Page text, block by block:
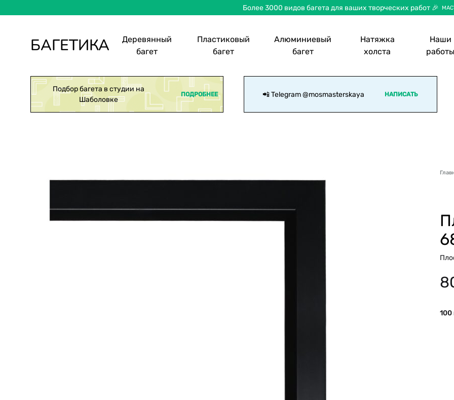
Более 3000 видов багета для ваших творческих работ 🎉
БАГЕТИКА
мастерская
багетных
оформление
Деревянный
багет
Пластиковый
багет
Алюминиевый
багет
Натяжка
холста
Наши
работы
Подбор багета в студии на
Шаболовке
ПОДРОБНЕЕ 📲 Telegram@mosmasterskaya НАПИСАТЬ
100